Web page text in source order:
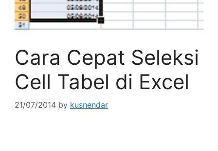
Cara Cepat Seleksi
Cell Tabel di Excel
21/07/2014 by kusnendar